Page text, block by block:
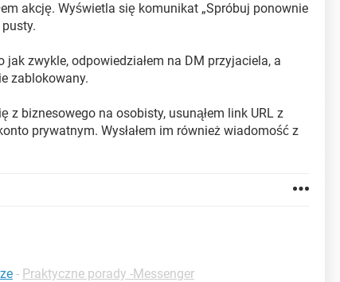
akcję. Wyświetla się komunikat „Spróbuj ponownie
jak zwykle, odpowiedziałem na DM przyjaciela, a
zablokowany.
z biznesowego na osobisty, usunąłem link URL z
prywatnym. Wysłałem im również wiadomość z
- Praktyczne porady -Messenger